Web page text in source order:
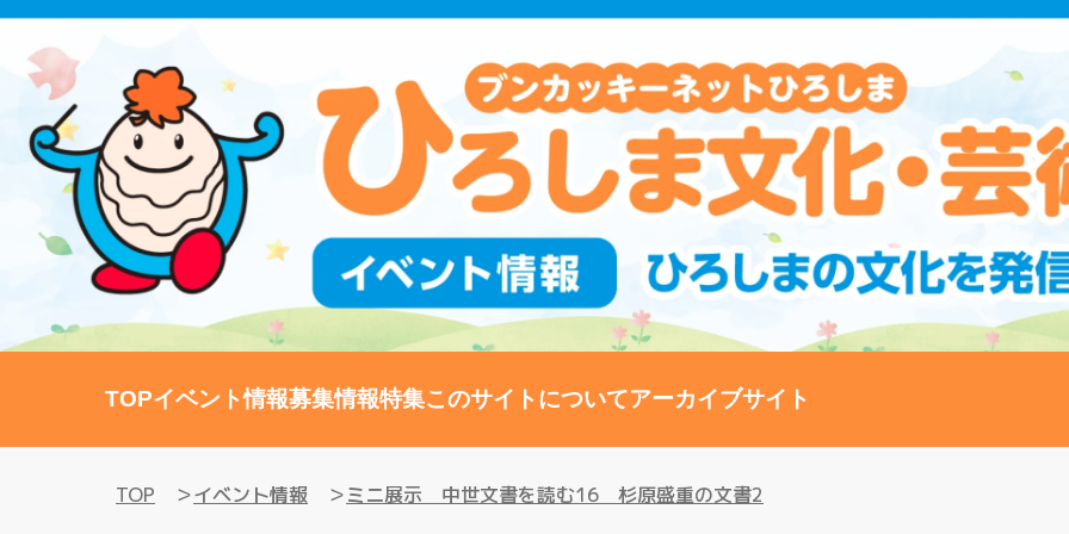
TOPイベント情報募集情報特集このサイトについてアーカイブサイト
TOP イベント情報 ミニ展示 中世文書を読む16 杉原盛重の文書2